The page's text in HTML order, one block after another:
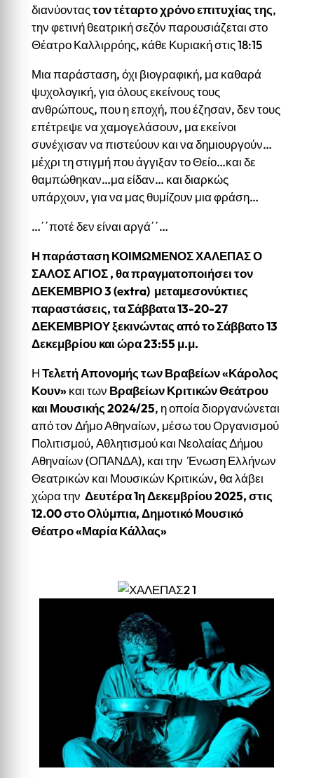
διανύονταςτον τέταρτο χρόνο επιτυχίας της,
την φετινή θεατρική σεζόν παρουσιάζεται στο
Θέατρο Καλλιρρόης, κάθε Κυριακή στις 18:15
Μια παράσταση, όχι βιογραφική, μα καθαρά
ψυχολογική, για όλους εκείνους τους
ανθρώπους, που η εποχή, που έζησαν, δεν τους
επέτρεψε να χαμογελάσουν, μα εκείνοι
συνέχισαν να πιστεύουν και να δημιουργούν…
μέχρι τη στιγμή που άγγιξαν το Θείο…και δε
θαμπώθηκαν…μα είδαν… και διαρκώς
υπάρχουν, για να μας θυμίζουν μια φράση…
…΄΄ποτέ δεν είναι αργά΄΄…
Η παράσταση ΚΟΙΜΩΜΕΝΟΣ ΧΑΛΕΠΑΣ Ο
ΣΑΛΟΣ ΑΓΙΟΣ , θα πραγματοποιήσει τον
ΔΕΚΕΜΒΡΙΟ 3 (extra) μεταμεσονύκτιες
παραστάσεις, τα Σάββατα 13-20-27
ΔΕΚΕΜΒΡΙΟΥ ξεκινώντας από το Σάββατο 13
Δεκεμβρίου και ώρα 23:55 μ.μ.
ΗΤελετή Απονομής των Βραβείων «Κάρολος
Κουν»και των Βραβείων Κριτικών Θεάτρου
και Μουσικής 2024/25, η οποία διοργανώνεται
από τον Δήμο Αθηναίων, μέσω του Οργανισμού
Πολιτισμού, Αθλητισμού και Νεολαίας Δήμου
Αθηναίων (ΟΠΑΝΔΑ), και την Ένωση Ελλήνων
Θεατρικών και Μουσικών Κριτικών, θα λάβει
χώρα την Δευτέρα 1η Δεκεμβρίου 2025, στις
12.00 στο Ολύμπια, Δημοτικό Μουσικό
Θέατρο «Μαρία Κάλλας»